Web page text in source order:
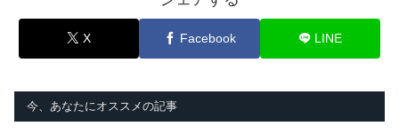
X Facebook LINE
今、あなたにオススメの記事